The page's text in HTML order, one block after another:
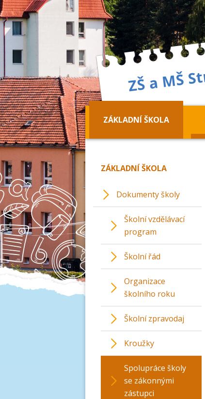
ZÁKLADNÍ ŠKOLA
ZÁKLADNÍ ŠKOLA
Dokumenty školy
Školní vzdělávací
program
Školní řád
Organizace
školního roku
Školní zpravodaj
Kroužky
Spolupráce školy
se zákonnými
zástupci